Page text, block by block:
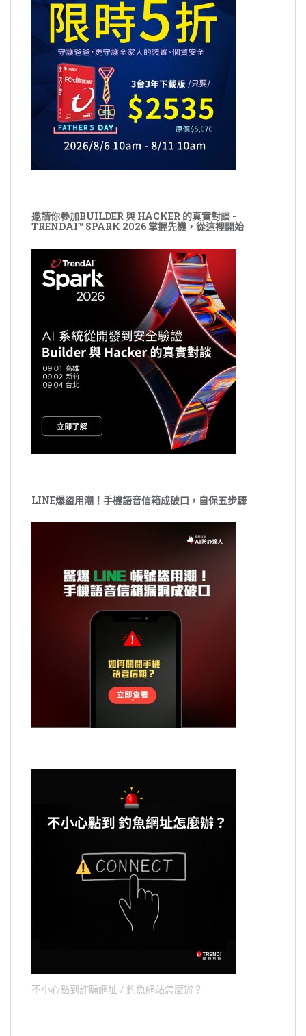
邀請你參加BUILDER 與 HACKER 的真實對談 -
TRENDAI™ SPARK 2026 掌握先機，從這裡開始
LINE爆盜用潮！手機語音信箱成破口，自保五步驟
不小心點到詐騙網址 / 釣魚網站怎麼辦？